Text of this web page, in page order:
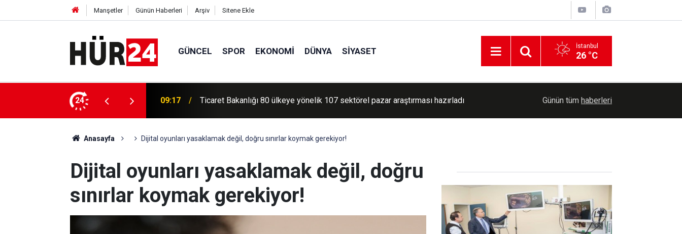
Manşetler Günün Haberleri Arşiv Sitene Ekle
GÜNCEL SPOR EKONOMI DÜNYA SIYASET İstanbul
26 °C
24
107 sektörel pazar araştırması hazırladı 09:15 Diyarbakır merkezli 8 ilde siber zorbalık operasyonu: 2 tutuklama Almanya'da bomba yüklü İHA alarmı: Rusya
Günün tüm haberleri
Anasayfa Dijital oyunları yasaklamak değil, doğru sınırlar koymak gerekiyor!
Dijital oyunları yasaklamak değil, doğru
sınırlar koymak gerekiyor!